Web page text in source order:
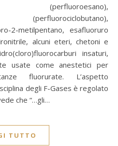
(perfluoroesano),
(perfluorociclobutano),
2-metilpentano, esafluoruro
alcuni eteri, chetoni e
insaturi,
usate come anestetici per
fluorurate. L’aspetto
degli F-Gases è regolato
che “…gli…
TUTTO